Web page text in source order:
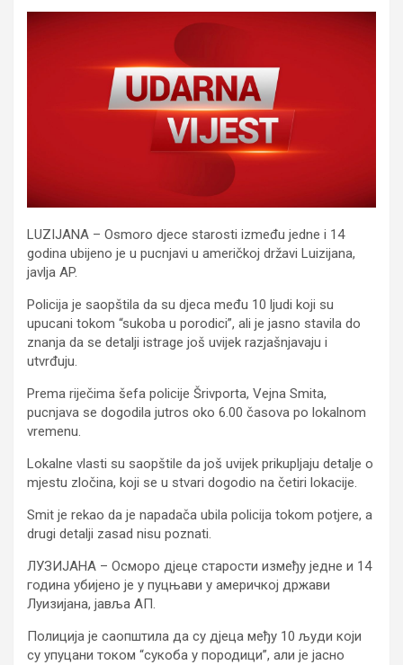
LUZIJANA – Osmoro djece starosti između jedne i 14
godina ubijeno je u pucnjavi u američkoj državi Luizijana,
javlja AP.
Policija je saopštila da su djeca među 10 ljudi koji su
upucani tokom “sukoba u porodici”, ali je jasno stavila do
znanja da se detalji istrage još uvijek razjašnjavaju i
utvrđuju.
Prema riječima šefa policije Šrivporta, Vejna Smita,
pucnjava se dogodila jutros oko 6.00 časova po lokalnom
vremenu.
Lokalne vlasti su saopštile da još uvijek prikupljaju detalje o
mjestu zločina, koji se u stvari dogodio na četiri lokacije.
Smit je rekao da je napadača ubila policija tokom potjere, a
drugi detalji zasad nisu poznati.
ЛУЗИЈАНА – Осморо дјеце старости између једне и 14
година убијено је у пуцњави у америчкој држави
Луизијана, јавља АП.
Полиција је саопштила да су дјеца међу 10 људи који
су упуцани током “сукоба у породици”, али је јасно